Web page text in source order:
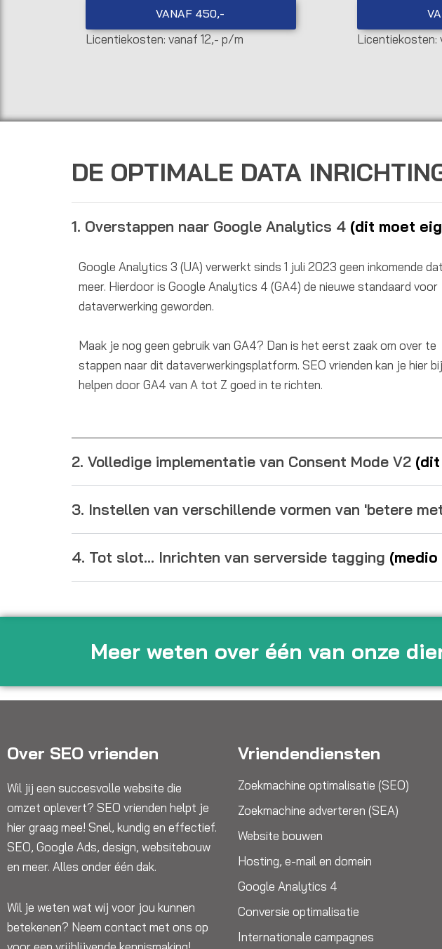
VANAF 450,-
Licentiekosten: vanaf 12,- p/m Licentiekosten:
DE OPTIMALE DATA
1. Overstappen naar Google Analytics 4 (dit moet
Google Analytics 3 (UA) verwerkt sinds 1 juli 2023 geen inkomende
meer. Hierdoor is Google Analytics 4 (GA4) de nieuwe standaard voor
dataverwerking geworden.
Maak je nog geen gebruik van GA4? Dan is het eerst zaak om over te
stappen naar dit dataverwerkingsplatform. SEO vrienden kan je hier bij
helpen door GA4 van A tot Z goed in te richten.
2. Volledige implementatie van Consent Mode V2 (dit
3. Instellen van verschillende vormen van 'betere
4. Tot slot... Inrichten van serverside tagging
Meer weten over één van onze
Over SEO vrienden
Wil jij een succesvolle website die
omzet oplevert? SEO vrienden helpt je
hier graag mee! Snel, kundig en effectief.
SEO, Google Ads, design, websitebouw
en meer. Alles onder één dak.
Wil je weten wat wij voor jou kunnen
betekenen? Neem contact met ons op
Vriendendiensten
Zoekmachine optimalisatie (SEO)
Zoekmachine adverteren (SEA)
Website bouwen
Hosting, e-mail en domein
Google Analytics 4
Conversie optimalisatie
Internationale campagnes